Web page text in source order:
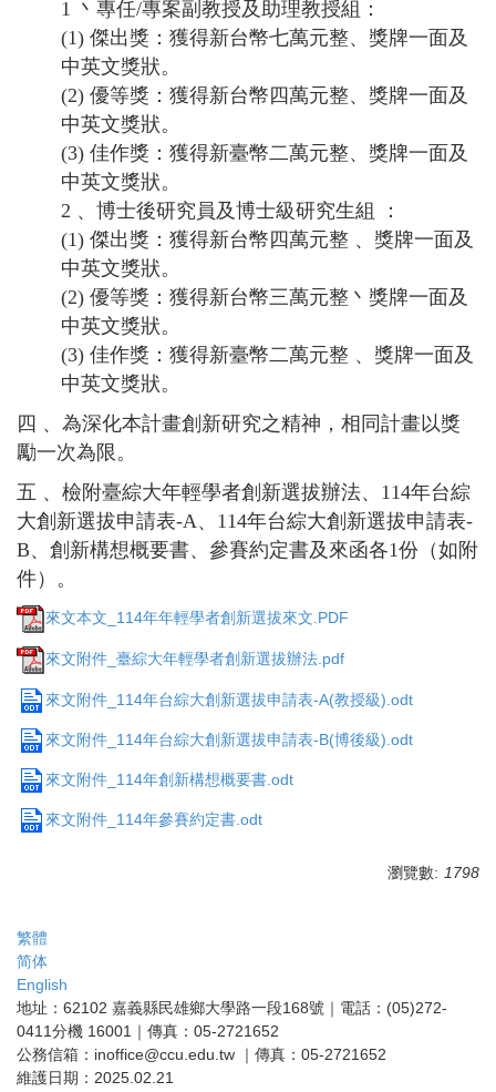
1 丶專任/專案副教授及助理教授組：
(1) 傑出獎：獲得新台幣七萬元整、獎牌一面及
中英文獎狀。
(2) 優等獎：獲得新台幣四萬元整、獎牌一面及
中英文獎狀。
(3) 佳作獎：獲得新臺幣二萬元整、獎牌一面及
中英文獎狀。
2 、博士後研究員及博士級研究生組 ：
(1) 傑出獎：獲得新台幣四萬元整 、獎牌一面及
中英文獎狀。
(2) 優等獎：獲得新台幣三萬元整丶獎牌一面及
中英文獎狀。
(3) 佳作獎：獲得新臺幣二萬元整 、獎牌一面及
中英文獎狀。
四 、為深化本計畫創新研究之精神，相同計畫以獎
勵一次為限。
五 、檢附臺綜大年輕學者創新選拔辦法、114年台綜
大創新選拔申請表-A、114年台綜大創新選拔申請表-
B、創新構想概要書、參賽約定書及來函各1份（如附
件）。
來文本文_114年年輕學者創新選拔來文.PDF
來文附件_臺綜大年輕學者創新選拔辦法.pdf
來文附件_114年台綜大創新選拔申請表-A(教授級).odt
來文附件_114年台綜大創新選拔申請表-B(博後級).odt
來文附件_114年創新構想概要書.odt
來文附件_114年參賽約定書.odt
瀏覽數: 1798
繁體
简体
English
地址：62102 嘉義縣民雄鄉大學路一段168號｜電話：(05)272-
0411分機 16001｜傳真：05-2721652
公務信箱：inoffice@ccu.edu.tw ｜傳真：05-2721652
維護日期：2025.02.21